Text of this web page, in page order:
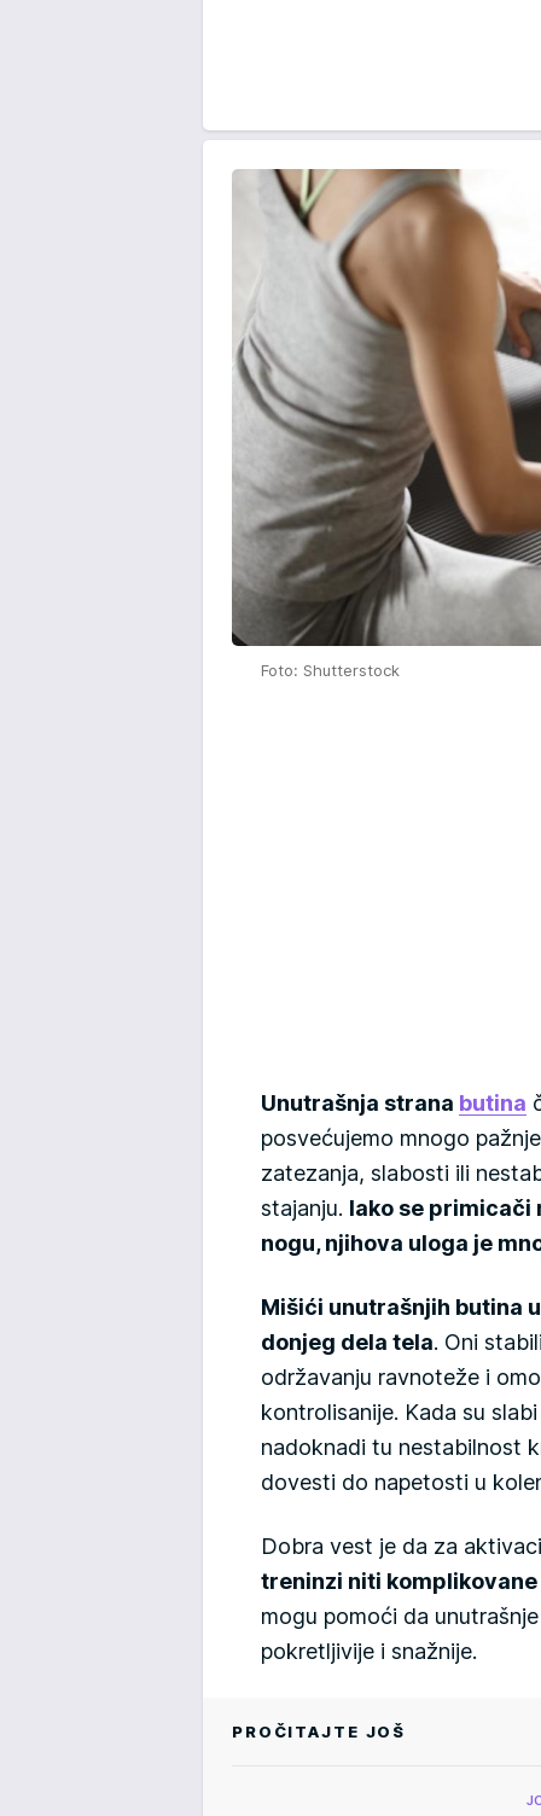
Foto: Shutterstock
Unutrašnja strana butina
posvećujemo mnogo
zatezanja, slabosti ili
stajanju. Iako se primicači
nogu, njihova uloga je
Mišići unutrašnjih butina
donjeg dela tela. Oni
održavanju ravnoteže i
kontrolisanije. Kada su
nadoknadi tu nestabilnost
dovesti do napetosti u
Dobra vest je da za
treninzi niti komplikovane
mogu pomoći da
pokretljivije i snažnije.
PROČITAJTE JOŠ